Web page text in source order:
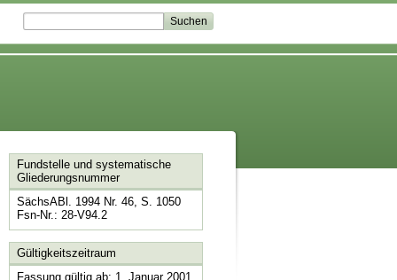
Fundstelle und systematische
Gliederungsnummer
SächsABl. 1994 Nr. 46, S. 1050
Fsn-Nr.: 28-V94.2
Gültigkeitszeitraum
Fassung gültig ab: 1. Januar 2001